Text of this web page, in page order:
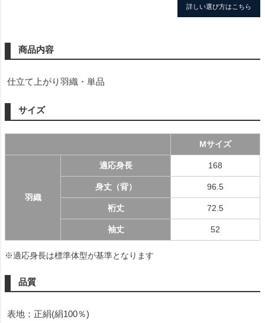
詳しい選び方はこちら
商品内容
仕立て上がり羽織・単品
サイズ
Mサイズ
羽織
適応身長 168
身丈（背） 96.5
裄丈 72.5
袖丈 52
※適応身長は標準体型が基準となります
品質
表地：正絹(絹100％)